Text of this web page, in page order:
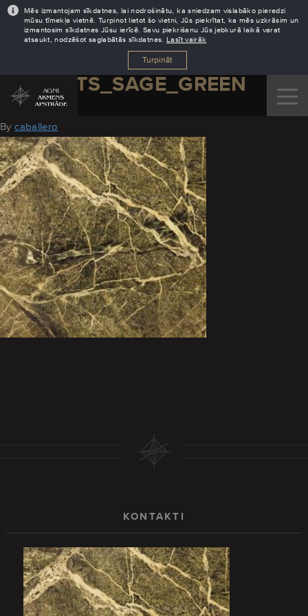
Mēs izmantojam sīkdatnes, lai nodrošinātu, ka sniedzam vislabāko pieredzi
mūsu tīmekļa vietnē. Turpinot lietot šo vietni, Jūs piekrītat, ka mēs uzkrāsim un
izmantosim sīkdatnes Jūsu ierīcē. Savu piekrišanu Jūs jebkurā laikā varat
atsaukt, nodzēšot saglabātās sīkdatnes. Lasīt vairāk
Turpināt
KVARCITS_SAGE_GREEN
August 11, 2016
Bycaballero
KONTAKTI